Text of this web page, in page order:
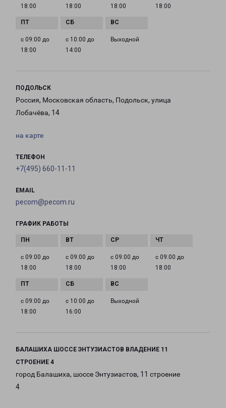
18:00
18:00
18:00
18:00
с 09:00 до
18:00
с 10:00 до
14:00
Выходной
ПОДОЛЬСК
Россия, Московская область, Подольск, улица
Лобачёва, 14
на карте
ТЕЛЕФОН
+7(495) 660-11-11
EMAIL
pecom@pecom.ru
ГРАФИК РАБОТЫ
с 09:00 до
18:00
с 09:00 до
18:00
с 09:00 до
18:00
с 09:00 до
18:00
с 09:00 до
18:00
с 10:00 до
16:00
Выходной
БАЛАШИХА ШОССЕ ЭНТУЗИАСТОВ ВЛАДЕНИЕ 11
СТРОЕНИЕ 4
город Балашиха, шоссе Энтузиастов, 11 строение
4